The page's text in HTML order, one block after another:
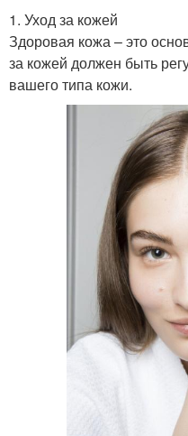
1. Уход за кожей
Здоровая кожа – это
за кожей должен быть
вашего типа кожи.